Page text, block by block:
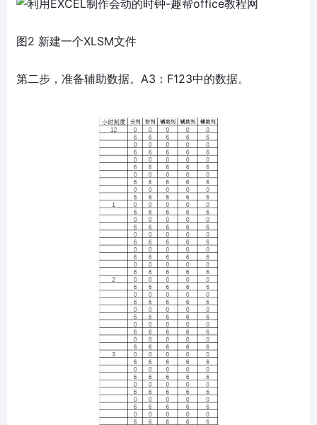
图2 新建一个XLSM文件
第二步，准备辅助数据。A3：F123中的数据。